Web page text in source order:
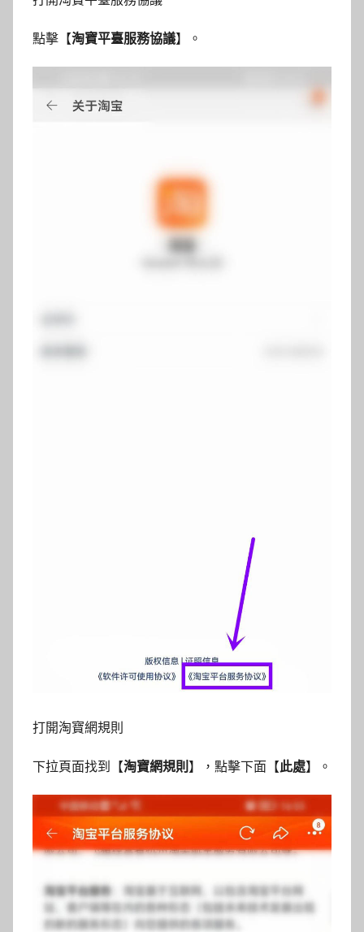
點擊【淘寶平臺服務協議】。
打開淘寶網規則
下拉頁面找到【淘寶網規則 】，點擊下面【此處】。